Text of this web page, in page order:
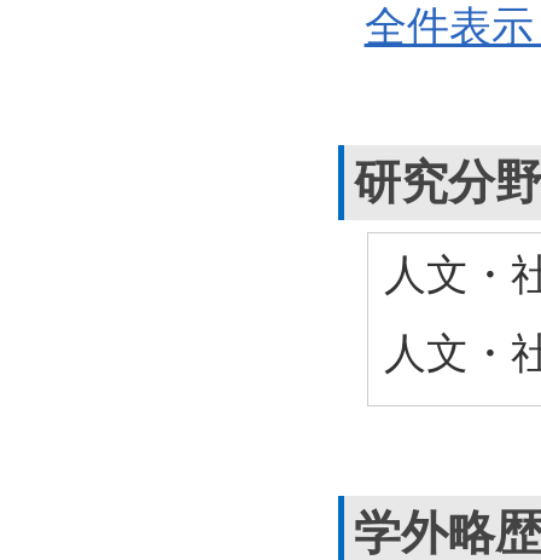
全件表
研究分野
人文・
人文・
学外略歴